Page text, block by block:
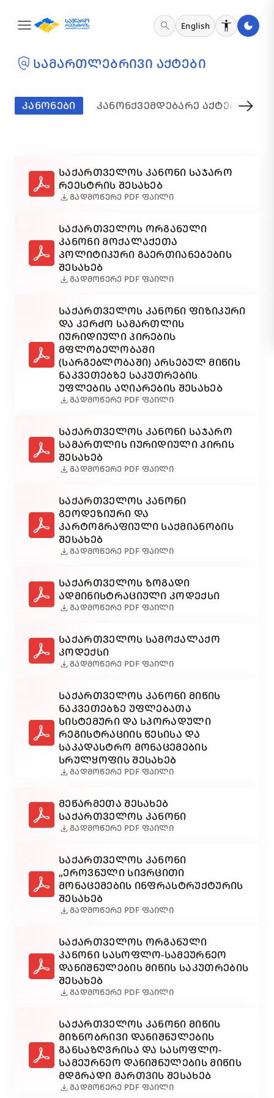
menu search English
policy ᲡᲐᲛᲐᲠᲗᲚᲔᲑᲠᲘᲕᲘ ᲐᲥᲢᲔᲑᲘ
ᲙᲐᲜᲝᲜᲔᲑᲘ ᲙᲐᲜᲝᲜᲥᲕᲔᲛᲓᲔᲑᲐᲠᲔ ᲐᲥᲢᲔᲑᲘarrow_right_alt
ᲡᲐᲥᲐᲠᲗᲕᲔᲚᲝᲡ ᲙᲐᲜᲝᲜᲘ ᲡᲐᲯᲐᲠᲝ
ᲠᲔᲔᲡᲢᲠᲘᲡ ᲨᲔᲡᲐᲮᲔᲑ
downloadᲒᲐᲓᲛᲝᲬᲔᲠᲔ PDF ᲤᲐᲘᲚᲘ
ᲡᲐᲥᲐᲠᲗᲕᲔᲚᲝᲡ ᲝᲠᲒᲐᲜᲣᲚᲘ
ᲙᲐᲜᲝᲜᲘ ᲛᲝᲥᲐᲚᲐᲥᲔᲗᲐ
ᲞᲝᲚᲘᲢᲘᲙᲣᲠᲘ ᲒᲐᲔᲠᲗᲘᲐᲜᲔᲑᲔᲑᲘᲡ
ᲨᲔᲡᲐᲮᲔᲑ
downloadᲒᲐᲓᲛᲝᲬᲔᲠᲔ PDF ᲤᲐᲘᲚᲘ
ᲡᲐᲥᲐᲠᲗᲕᲔᲚᲝᲡ ᲙᲐᲜᲝᲜᲘ ᲤᲘᲖᲘᲙᲣᲠᲘ
ᲓᲐ ᲙᲔᲠᲫᲝ ᲡᲐᲛᲐᲠᲗᲚᲘᲡ
ᲘᲣᲠᲘᲓᲘᲣᲚᲘ ᲞᲘᲠᲔᲑᲘᲡ
ᲛᲤᲚᲝᲑᲔᲚᲝᲑᲐᲨᲘ
(ᲡᲐᲠᲒᲔᲑᲚᲝᲑᲐᲨᲘ) ᲐᲠᲡᲔᲑᲣᲚ ᲛᲘᲬᲘᲡ
ᲜᲐᲙᲕᲔᲗᲔᲑᲖᲔ ᲡᲐᲙᲣᲗᲠᲔᲑᲘᲡ
ᲣᲤᲚᲔᲑᲘᲡ ᲐᲦᲘᲐᲠᲔᲑᲘᲡ ᲨᲔᲡᲐᲮᲔᲑ
downloadᲒᲐᲓᲛᲝᲬᲔᲠᲔ PDF ᲤᲐᲘᲚᲘ
ᲡᲐᲥᲐᲠᲗᲕᲔᲚᲝᲡ ᲙᲐᲜᲝᲜᲘ ᲡᲐᲯᲐᲠᲝ
ᲡᲐᲛᲐᲠᲗᲚᲘᲡ ᲘᲣᲠᲘᲓᲘᲣᲚᲘ ᲞᲘᲠᲘᲡ
ᲨᲔᲡᲐᲮᲔᲑ
downloadᲒᲐᲓᲛᲝᲬᲔᲠᲔ PDF ᲤᲐᲘᲚᲘ
ᲡᲐᲥᲐᲠᲗᲕᲔᲚᲝᲡ ᲙᲐᲜᲝᲜᲘ
ᲒᲔᲝᲓᲔᲖᲘᲣᲠᲘ ᲓᲐ
ᲙᲐᲠᲢᲝᲒᲠᲐᲤᲘᲣᲚᲘ ᲡᲐᲥᲛᲘᲐᲜᲝᲑᲘᲡ
ᲨᲔᲡᲐᲮᲔᲑ
downloadᲒᲐᲓᲛᲝᲬᲔᲠᲔ PDF ᲤᲐᲘᲚᲘ
ᲡᲐᲥᲐᲠᲗᲕᲔᲚᲝᲡ ᲖᲝᲒᲐᲓᲘ
ᲐᲓᲛᲘᲜᲘᲡᲢᲠᲐᲪᲘᲣᲚᲘ ᲙᲝᲓᲔᲥᲡᲘ
downloadᲒᲐᲓᲛᲝᲬᲔᲠᲔ PDF ᲤᲐᲘᲚᲘ
ᲡᲐᲥᲐᲠᲗᲕᲔᲚᲝᲡ ᲡᲐᲛᲝᲥᲐᲚᲐᲥᲝ
ᲙᲝᲓᲔᲥᲡᲘ
downloadᲒᲐᲓᲛᲝᲬᲔᲠᲔ PDF ᲤᲐᲘᲚᲘ
ᲡᲐᲥᲐᲠᲗᲕᲔᲚᲝᲡ ᲙᲐᲜᲝᲜᲘ ᲛᲘᲬᲘᲡ
ᲜᲐᲙᲕᲔᲗᲔᲑᲖᲔ ᲣᲤᲚᲔᲑᲐᲗᲐ
ᲡᲘᲡᲢᲔᲛᲣᲠᲘ ᲓᲐ ᲡᲞᲝᲠᲐᲓᲣᲚᲘ
ᲠᲔᲒᲘᲡᲢᲠᲐᲪᲘᲘᲡ ᲬᲔᲡᲘᲡᲐ ᲓᲐ
ᲡᲐᲙᲐᲓᲐᲡᲢᲠᲝ ᲛᲝᲜᲐᲪᲔᲛᲔᲑᲘᲡ
ᲡᲠᲣᲚᲧᲝᲤᲘᲡ ᲨᲔᲡᲐᲮᲔᲑ
downloadᲒᲐᲓᲛᲝᲬᲔᲠᲔ PDF ᲤᲐᲘᲚᲘ
ᲛᲔᲬᲐᲠᲛᲔᲗᲐ ᲨᲔᲡᲐᲮᲔᲑ
ᲡᲐᲥᲐᲠᲗᲕᲔᲚᲝᲡ ᲙᲐᲜᲝᲜᲘ
downloadᲒᲐᲓᲛᲝᲬᲔᲠᲔ PDF ᲤᲐᲘᲚᲘ
ᲡᲐᲥᲐᲠᲗᲕᲔᲚᲝᲡ ᲙᲐᲜᲝᲜᲘ
„ᲔᲠᲝᲕᲜᲣᲚᲘ ᲡᲘᲕᲠᲪᲘᲗᲘ
ᲛᲝᲜᲐᲪᲔᲛᲔᲑᲘᲡ ᲘᲜᲤᲠᲐᲡᲢᲠᲣᲥᲢᲣᲠᲘᲡ
ᲨᲔᲡᲐᲮᲔᲑ
downloadᲒᲐᲓᲛᲝᲬᲔᲠᲔ PDF ᲤᲐᲘᲚᲘ
ᲡᲐᲥᲐᲠᲗᲕᲔᲚᲝᲡ ᲝᲠᲒᲐᲜᲣᲚᲘ
ᲙᲐᲜᲝᲜᲘ ᲡᲐᲡᲝᲤᲚᲝ-ᲡᲐᲛᲔᲣᲠᲜᲔᲝ
ᲓᲐᲜᲘᲨᲜᲣᲚᲔᲑᲘᲡ ᲛᲘᲬᲘᲡ ᲡᲐᲙᲣᲗᲠᲔᲑᲘᲡ
ᲨᲔᲡᲐᲮᲔᲑ
downloadᲒᲐᲓᲛᲝᲬᲔᲠᲔ PDF ᲤᲐᲘᲚᲘ
ᲡᲐᲥᲐᲠᲗᲕᲔᲚᲝᲡ ᲙᲐᲜᲝᲜᲘ ᲛᲘᲬᲘᲡ
ᲛᲘᲖᲜᲝᲑᲠᲘᲕᲘ ᲓᲐᲜᲘᲨᲜᲣᲚᲔᲑᲘᲡ
ᲒᲐᲜᲡᲐᲖᲦᲕᲠᲘᲡᲐ ᲓᲐ ᲡᲐᲡᲝᲤᲚᲝ-
ᲡᲐᲛᲔᲣᲠᲜᲔᲝ ᲓᲐᲜᲘᲨᲜᲣᲚᲔᲑᲘᲡ ᲛᲘᲬᲘᲡ
ᲛᲓᲒᲠᲐᲓᲘ ᲛᲐᲠᲗᲕᲘᲡ ᲨᲔᲡᲐᲮᲔᲑ
downloadᲒᲐᲓᲛᲝᲬᲔᲠᲔ PDF ᲤᲐᲘᲚᲘ